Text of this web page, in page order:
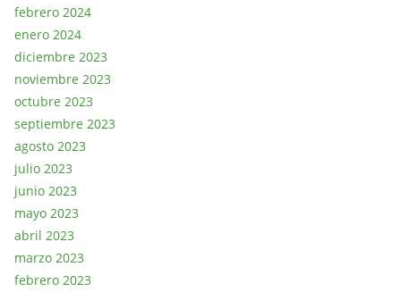
febrero 2024
enero 2024
diciembre 2023
noviembre 2023
octubre 2023
septiembre 2023
agosto 2023
julio 2023
junio 2023
mayo 2023
abril 2023
marzo 2023
febrero 2023